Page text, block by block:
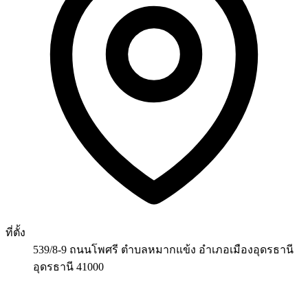
ที่ตั้ง
539/8-9 ถนนโพศรี ตำบลหมากแข้ง อำเภอเมืองอุดรธานี
อุดรธานี 41000